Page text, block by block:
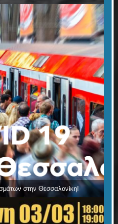
στην Θεσσαλονίκη!